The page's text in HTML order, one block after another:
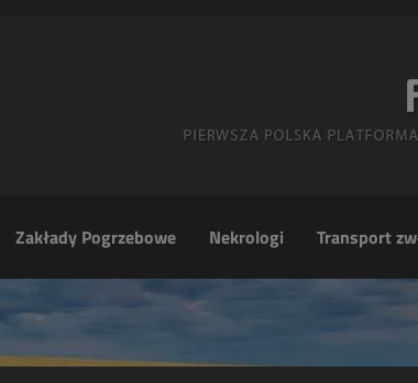
Zakłady Pogrzebowe Nekrologi Transport